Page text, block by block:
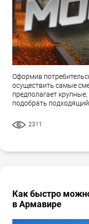
Оформив
осуществить самые
предполагает
подобрать
2311
Как быстро
в Армавире